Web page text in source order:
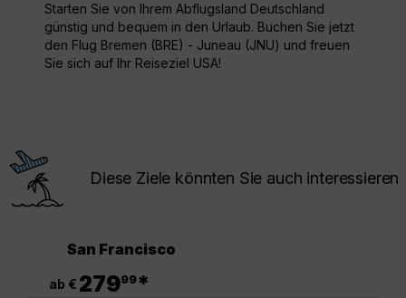
Starten Sie von Ihrem Abflugsland Deutschland
günstig und bequem in den Urlaub. Buchen Sie jetzt
den Flug Bremen (BRE) - Juneau (JNU) und freuen
Sie sich auf Ihr Reiseziel USA!
Diese Ziele könnten Sie auch interessieren
San Francisco
ab € 27999*